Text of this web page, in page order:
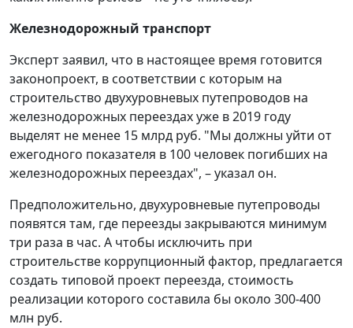
Железнодорожный транспорт
Эксперт заявил, что в настоящее время готовится
законопроект, в соответствии с которым на
строительство двухуровневых путепроводов на
железнодорожных переездах уже в 2019 году
выделят не менее 15 млрд руб. "Мы должны уйти от
ежегодного показателя в 100 человек погибших на
железнодорожных переездах", – указал он.
Предположительно, двухуровневые путепроводы
появятся там, где переезды закрываются минимум
три раза в час. А чтобы исключить при
строительстве коррупционный фактор, предлагается
создать типовой проект переезда, стоимость
реализации которого составила бы около 300-400
млн руб.